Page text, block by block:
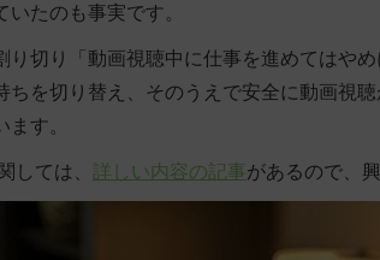
いたのも事実です。
り切り「動画視聴中に仕事を進めてはや
ちを切り替え、そのうえで安全に動画視
す。
しては、 詳しい内容の記事があるので、